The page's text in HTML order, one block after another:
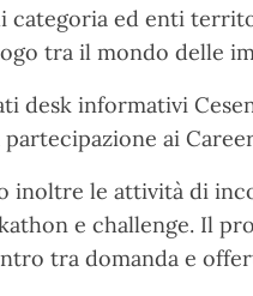
categoria ed enti
tra il mondo delle
desk informativi
ai
inoltre le attività di
e challenge. Il
tra domanda e